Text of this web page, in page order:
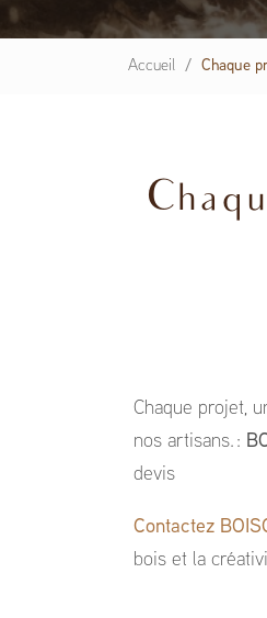
Accueil Chaque
Chaque projet,
nos artisans. :
devis
Contactez
bois et la